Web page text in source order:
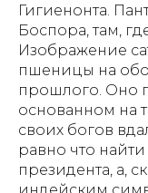
Гигиенонта.
Боспора, там,
Изображение
пшеницы на
прошлого. Оно
основанном на
своих богов
равно что
президента, а,